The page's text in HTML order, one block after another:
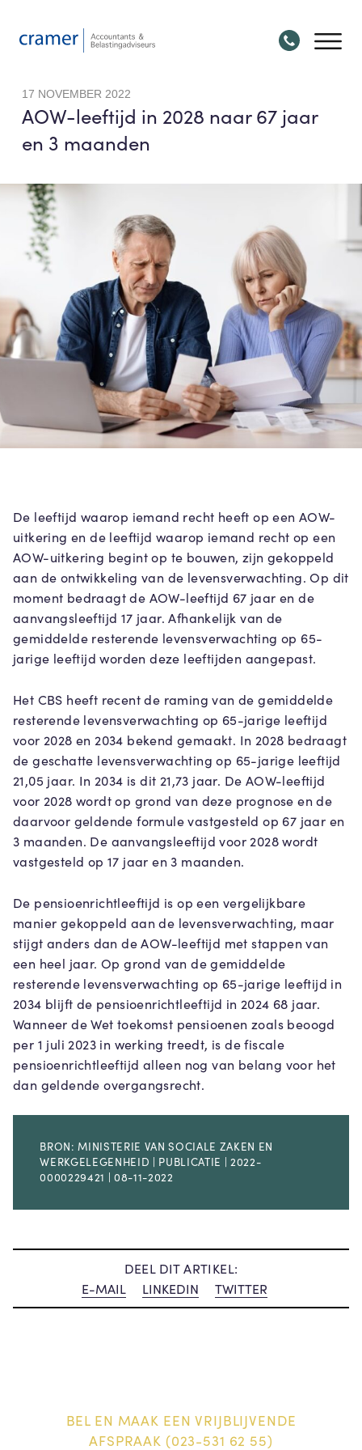
17 NOVEMBER 2022
AOW-leeftijd in 2028 naar 67 jaar
en 3 maanden
De leeftijd waarop iemand recht heeft op een AOW-
uitkering en de leeftijd waarop iemand recht op een
AOW-uitkering begint op te bouwen, zijn gekoppeld
aan de ontwikkeling van de levensverwachting. Op dit
moment bedraagt de AOW-leeftijd 67 jaar en de
aanvangsleeftijd 17 jaar. Afhankelijk van de
gemiddelde resterende levensverwachting op 65-
jarige leeftijd worden deze leeftijden aangepast.
Het CBS heeft recent de raming van de gemiddelde
resterende levensverwachting op 65-jarige leeftijd
voor 2028 en 2034 bekend gemaakt. In 2028 bedraagt
de geschatte levensverwachting op 65-jarige leeftijd
21,05 jaar. In 2034 is dit 21,73 jaar. De AOW-leeftijd
voor 2028 wordt op grond van deze prognose en de
daarvoor geldende formule vastgesteld op 67 jaar en
3 maanden. De aanvangsleeftijd voor 2028 wordt
vastgesteld op 17 jaar en 3 maanden.
De pensioenrichtleeftijd is op een vergelijkbare
manier gekoppeld aan de levensverwachting, maar
stijgt anders dan de AOW-leeftijd met stappen van
een heel jaar. Op grond van de gemiddelde
resterende levensverwachting op 65-jarige leeftijd in
2034 blijft de pensioenrichtleeftijd in 2024 68 jaar.
Wanneer de Wet toekomst pensioenen zoals beoogd
per 1 juli 2023 in werking treedt, is de fiscale
pensioenrichtleeftijd alleen nog van belang voor het
dan geldende overgangsrecht.
BRON: MINISTERIE VAN SOCIALE ZAKEN EN
WERKGELEGENHEID | PUBLICATIE | 2022-
0000229421 | 08-11-2022
DEEL DIT ARTIKEL:
E-MAIL
LINKEDIN TWITTER
BEL EN MAAK EEN VRIJBLIJVENDE
AFSPRAAK (023-531 62 55)